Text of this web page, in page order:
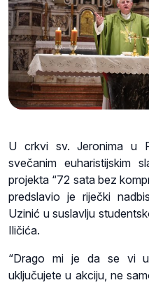
U crkvi sv. Jeronima u
svečanim euharistijskim
projekta “72 sata bez
predslavio je riječki
Uzinić u suslavlju
Iličića.
“Drago mi je da se vi u
uključujete u akciju, ne